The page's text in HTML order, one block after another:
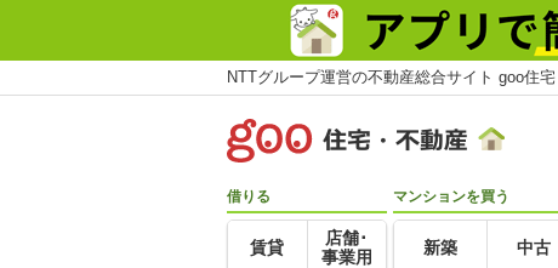
NTTグループ運営の不動産総合サイト goo住
借りる
賃貸
店舗･
事業用
マンションを買う
新築 中古